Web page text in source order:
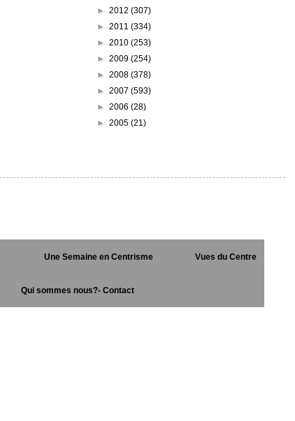
► 2012 (307)
► 2011 (334)
► 2010 (253)
► 2009 (254)
► 2008 (378)
► 2007 (593)
► 2006 (28)
► 2005 (21)
Une Semaine en Centrisme Vues du Centre
Qui sommes nous?- Contact